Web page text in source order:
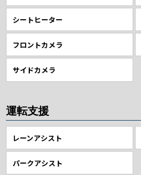
シートヒーター
フロントカメラ
サイドカメラ
運転支援
レーンアシスト
パークアシスト